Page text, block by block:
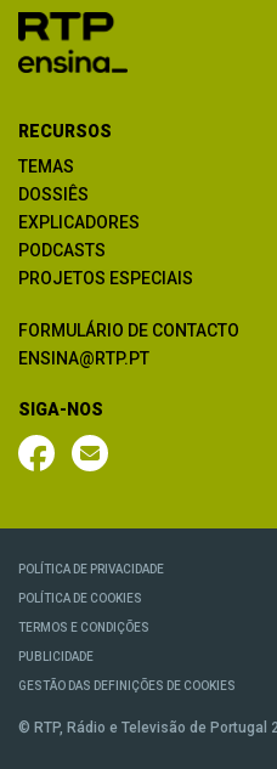
RECURSOS
TEMAS
DOSSIÊS
EXPLICADORES
PODCASTS
PROJETOS ESPECIAIS
FORMULÁRIO DE CONTACTO
ENSINA@RTP.PT
SIGA-NOS
POLÍTICA DE PRIVACIDADE
POLÍTICA DE COOKIES
TERMOS E CONDIÇÕES
PUBLICIDADE
GESTÃO DAS DEFINIÇÕES DE COOKIES
© RTP, Rádio e Televisão de Portugal